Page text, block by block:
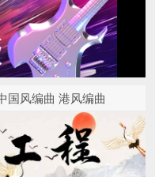
国风编曲 港风编曲